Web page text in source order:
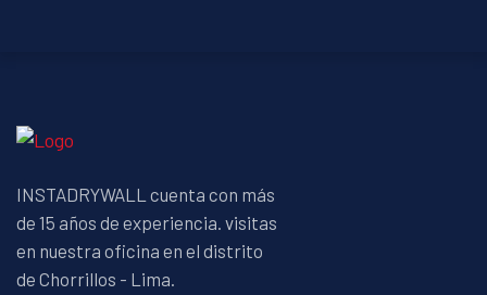
INSTADRYWALL cuenta con más
de 15 años de experiencia. visitas
en nuestra oficina en el distrito
de Chorrillos - Lima.